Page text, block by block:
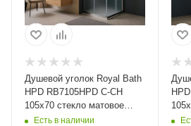
Душевой уголок Royal Bath
HPD RB7105HPD C-CH
105х70 стекло матовое
профиль хром без поддона
Есть в наличии